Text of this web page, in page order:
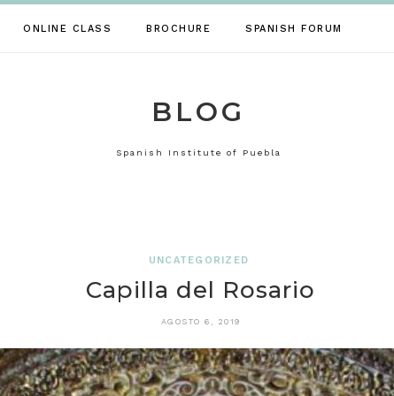
ONLINE CLASS BROCHURE SPANISH FORUM
BLOG
Spanish Institute of Puebla
UNCATEGORIZED
Capilla del Rosario
AGOSTO 6, 2019